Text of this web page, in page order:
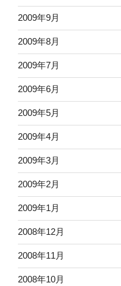
2009年9月
2009年8月
2009年7月
2009年6月
2009年5月
2009年4月
2009年3月
2009年2月
2009年1月
2008年12月
2008年11月
2008年10月